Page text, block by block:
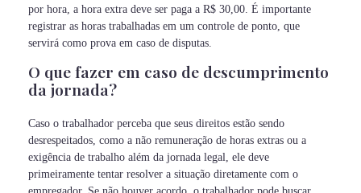
por hora, a hora extra deve ser paga a R$ 30,00. É importante
registrar as horas trabalhadas em um controle de ponto, que
servirá como prova em caso de disputas.
O que fazer em caso de descumprimento
da jornada?
Caso o trabalhador perceba que seus direitos estão sendo
desrespeitados, como a não remuneração de horas extras ou a
exigência de trabalho além da jornada legal, ele deve
primeiramente tentar resolver a situação diretamente com o